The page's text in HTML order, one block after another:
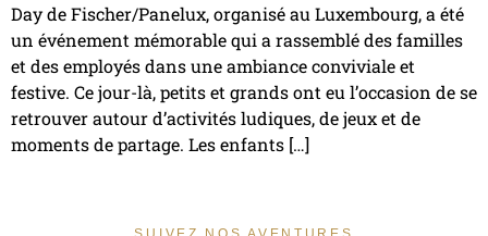
Day de Fischer/Panelux, organisé au Luxembourg, a été
un événement mémorable qui a rassemblé des familles
et des employés dans une ambiance conviviale et
festive. Ce jour-là, petits et grands ont eu l’occasion de se
retrouver autour d’activités ludiques, de jeux et de
moments de partage. Les enfants […]